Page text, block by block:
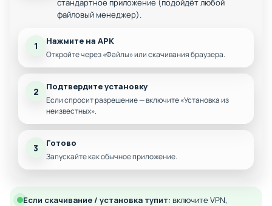
стандартное приложение (подойдёт любой
файловый менеджер).
1 Нажмите на APK
Откройте через «Файлы» или скачивания браузера.
2 Подтвердите установку
Если спросит разрешение — включите «Установка из
неизвестных».
3 Готово
Запускайте как обычное приложение.
Если скачивание / установка тупит: включите VPN,